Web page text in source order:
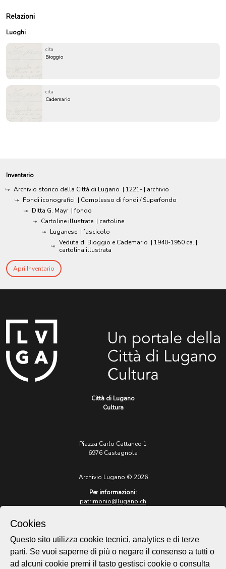
Relazioni
Luoghi
cita
Bioggio
cita
Cademario
Inventario
Archivio storico della Città di Lugano | 1221- | archivio
Fondi iconografici | Complesso di fondi / Superfondo
Ditta G. Mayr | fondo
Cartoline illustrate | cartoline
Luganese | fascicolo
Veduta di Bioggio e Cademario | 1940-1950 ca. |
cartolina illustrata
Apri Inventario
Città di Lugano
Cultura
Piazza Carlo Cattaneo 1
6976 Castagnola
Archivio Lugano © 2026
Per informazioni:
patrimonio@lugano.ch
lugano.ch
Cookie policy
Cookies
Questo sito utilizza cookie tecnici, analytics e di terze
parti. Se vuoi saperne di più o negare il consenso a tutti o
ad alcuni cookie premi il tasto gestisci cookie o consulta